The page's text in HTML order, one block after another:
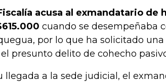
acusa al exmandatario de
cuando se desempeñaba
por lo que ha solicitado una
presunto delito de cohecho
llegada a la sede judicial, el